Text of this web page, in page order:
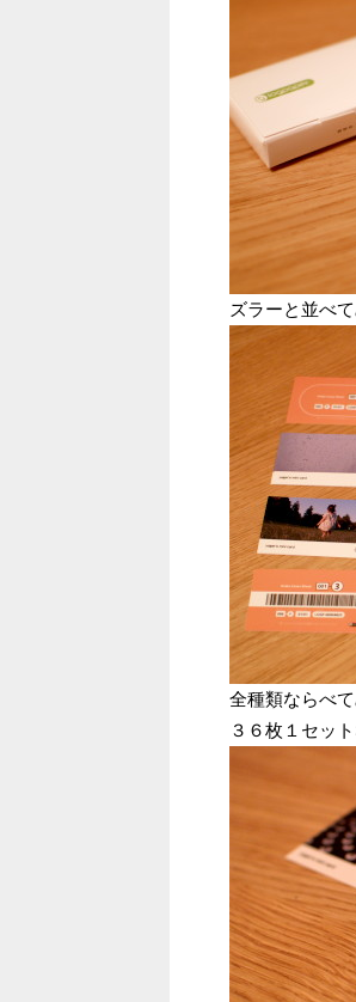
ズラーと並べて
全種類ならべ
３６枚１セッ